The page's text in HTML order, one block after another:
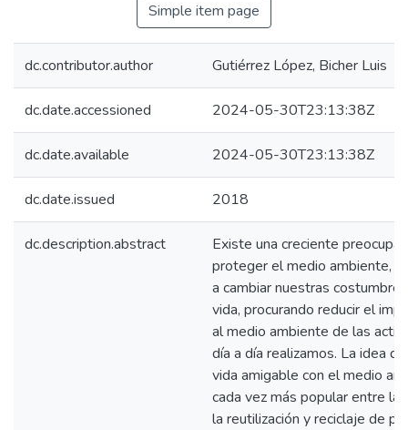
Simple item page
dc.contributor.author Gutiérrez López, Bicher Luis
dc.date.accessioned 2024-05-30T23:13:38Z
dc.date.available 2024-05-30T23:13:38Z
dc.date.issued 2018
dc.description.abstract
Existe una creciente
proteger el medio ambiente,
a cambiar nuestras
vida, procurando reducir el
al medio ambiente de las
día a día realizamos. La idea
vida amigable con el medio
cada vez más popular entre
la reutilización y reciclaje de